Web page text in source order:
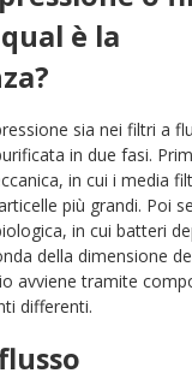
è la
sia nei filtri a
in due fasi.
in cui i media
più grandi. Poi
in cui batteri
della dimensione
avviene tramite
differenti.